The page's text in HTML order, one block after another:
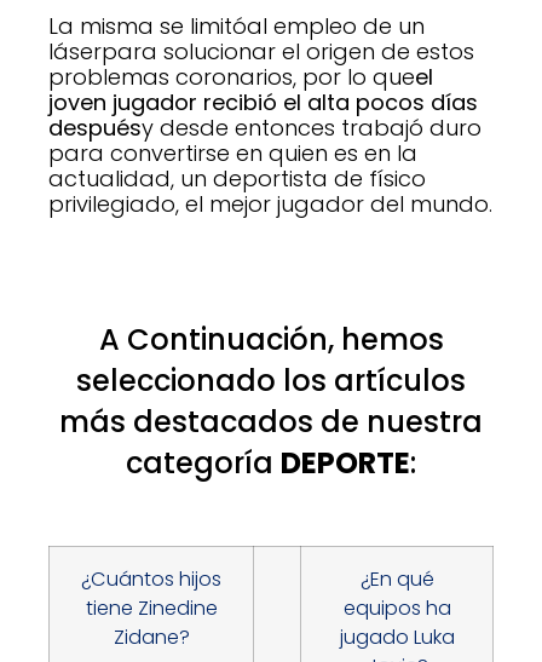
La misma se limitóal empleo de un
láserpara solucionar el origen de estos
problemas coronarios, por lo queel
joven jugador recibió el alta pocos días
despuésy desde entonces trabajó duro
para convertirse en quien es en la
actualidad, un deportista de físico
privilegiado, el mejor jugador del mundo.
A Continuación, hemos
seleccionado los artículos
más destacados de nuestra
categoría DEPORTE:
¿Cuántos hijos
tiene Zinedine
Zidane?
¿En qué
equipos ha
jugado Luka